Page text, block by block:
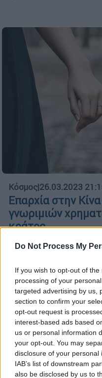
Do Not Process My
If you wish to opt-out of
processing of your
targeted advertising by us,
section to confirm your
opt-out request is
interest-based ads based
us or personal information
your opt-out. You may
disclosure of your
IAB’s list of downstream
also be disclosed by us to
Κόσμος|26.03.2023
Επαρχία στην
γνωριμιών
κράτος
Η εφαρμογή
την ενίσχυση του
οποίο μειώνεται
τελευταία δεκαετία